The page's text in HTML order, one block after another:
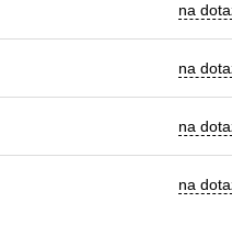
na
na
na
na